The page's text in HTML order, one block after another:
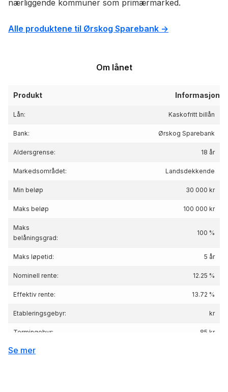
nærliggende kommuner som primærmarked.
Alle produktene til Ørskog Sparebank ->
Om lånet
Produkt Informasjon
Lån: Kaskofritt billån
Bank: Ørskog Sparebank
Aldersgrense: 18 år
Markedsområdet: Landsdekkende
Min beløp 30 000 kr
Maks beløp 100 000 kr
Maks
belåningsgrad:
100 %
Maks løpetid: 5 år
Nominell rente: 12.25 %
Effektiv rente: 13.72 %
Etableringsgebyr: kr
Termingebyr: 85 kr
Se mer